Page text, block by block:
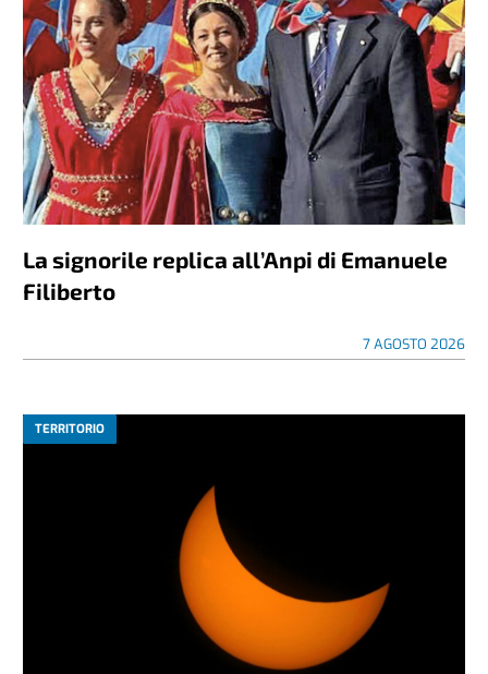
La signorile replica all’Anpi di Emanuele
Filiberto
7 AGOSTO 2026
TERRITORIO